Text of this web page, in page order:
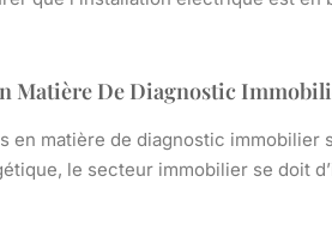
Matière De Diagnostic
en matière de diagnostic immobilier
le secteur immobilier se doit